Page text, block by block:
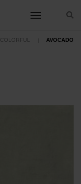
toggle
COLORFUL AVOCADO